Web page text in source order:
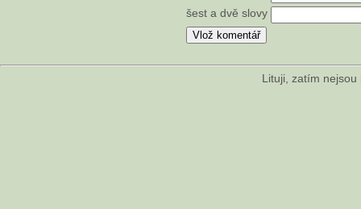
šest a dvě slovy
Lituji, zatím